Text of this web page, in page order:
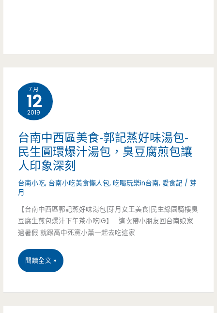
密
豆
花
超
對
味
（已
結
營
豐
到
讓
眼
花
撩
(邀
7 月
12
2019
台南中西區美食-郭記蒸好味湯包-
民生圓環爆汁湯包，臭豆腐煎包讓
人印象深刻
台南小吃, 台南小吃美食懶人包, 吃喝玩樂in台南, 愛食記 /芽
月
【台南中西區郭記蒸好味湯包|芽月女王美食|民生綠園騎樓臭
豆腐生煎包爆汁下午茶小吃IG】 這次帶小朋友回台南娘家
過暑假 就跟高中死黨小薰一起去吃這家
台
閱讀全文 »